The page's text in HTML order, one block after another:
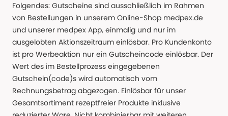
Folgendes: Gutscheine sind ausschließlich im Rahmen
von Bestellungen in unserem Online-Shop medpex.de
und unserer medpex App, einmalig und nur im
ausgelobten Aktionszeitraum einlösbar. Pro Kundenkonto
ist pro Werbeaktion nur ein Gutscheincode einlösbar. Der
Wert des im Bestellprozess eingegebenen
Gutschein(code)s wird automatisch vom
Rechnungsbetrag abgezogen. Einlösbar für unser
Gesamtsortiment rezeptfreier Produkte inklusive